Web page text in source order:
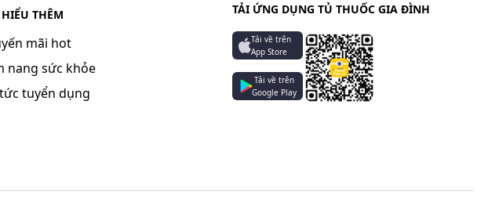
THÊM
mãi hot
nang sức khỏe
tuyển dụng
TẢI ỨNG DỤNG TỦ THUỐC GIA ĐÌNH
Tải về trên
App Store
Tải về trên
Google Play